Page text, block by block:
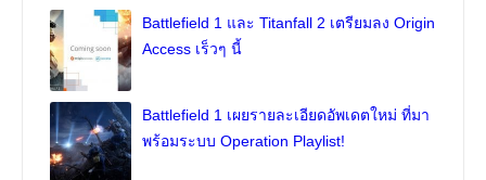
Battlefield 1 และ Titanfall 2 เตรียมลง Origin
Access เร็วๆ นี้
Battlefield 1 เผยรายละเอียดอัพเดตใหม่ ที่มา
พร้อมระบบ Operation Playlist!